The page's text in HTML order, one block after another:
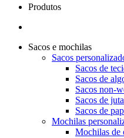
Produtos
Sacos e mochilas
Sacos
Sacos de
Sacos de
Sacos non-
Sacos de juta
Sacos de
Mochilas
Mochilas de